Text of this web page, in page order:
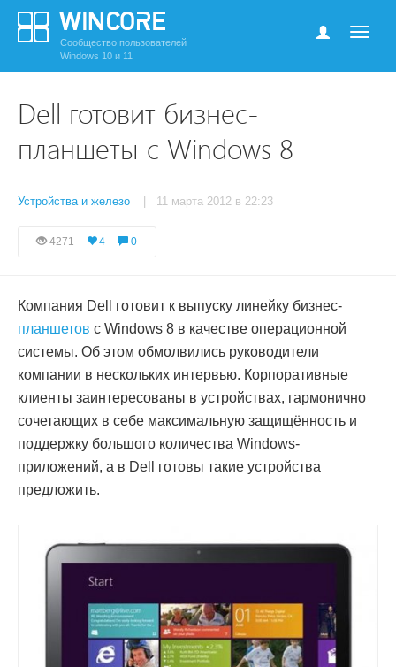
Сообщество пользователей
Windows 10 и 11
Dell готовит бизнес-
планшеты с Windows 8
Устройства и железо | 11 марта 2012 в 22:23
4271 4 0
Компания Dell готовит к выпуску линейку бизнес-
планшетов с Windows 8 в качестве операционной
системы. Об этом обмолвились руководители
компании в нескольких интервью. Корпоративные
клиенты заинтересованы в устройствах, гармонично
сочетающих в себе максимальную защищённость и
поддержку большого количества Windows-
приложений, а в Dell готовы такие устройства
предложить.